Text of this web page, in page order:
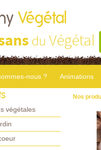
Végétal
du Végétal
nous ? Animations
végétales
Nos